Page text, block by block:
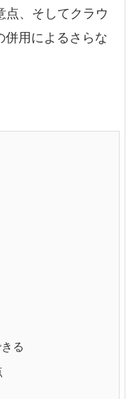
点、そしてクラウ
併用によるさらな
る